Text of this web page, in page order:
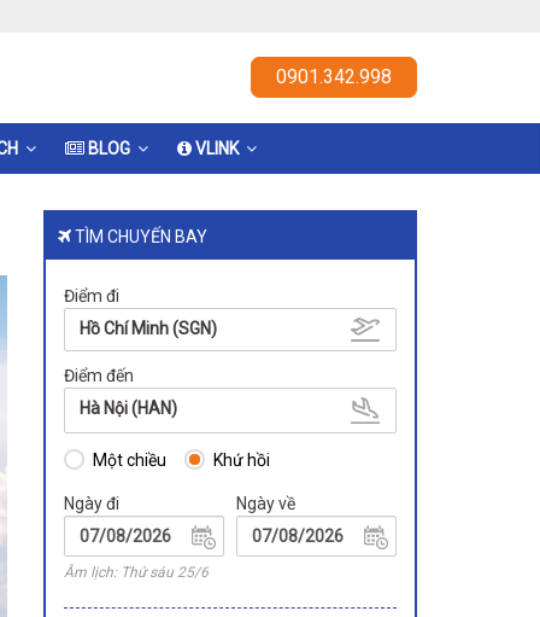
0901.342.998
BLOG VLINK
TÌM CHUYẾN BAY
Điểm đi
Hồ Chí Minh (SGN)
Điểm đến
Hà Nội (HAN)
Một chiều Khứ hồi
Ngày đi
Âm lịch: Thứ sáu 25/6
Ngày về